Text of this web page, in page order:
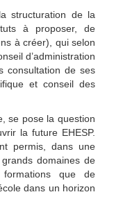
structuration de la
à proposer, de
à créer), qui selon
d’administration
consultation de ses
et conseil des
se pose la question
la future EHESP.
permis, dans une
domaines de
que de
dans un horizon